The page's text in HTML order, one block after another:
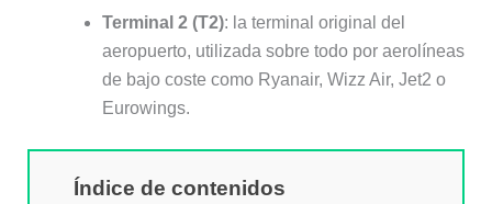
Terminal 2 (T2): la terminal original del
aeropuerto, utilizada sobre todo por aerolíneas
de bajo coste como Ryanair, Wizz Air, Jet2 o
Eurowings.
Índice de contenidos